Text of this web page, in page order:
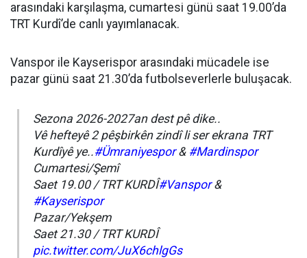
arasındaki karşılaşma, cumartesi günü saat 19.00’da
TRT Kurdî’de canlı yayımlanacak.
Vanspor ile Kayserispor arasındaki mücadele ise
pazar günü saat 21.30’da futbolseverlerle buluşacak.
Sezona 2026-2027an dest pê dike..
Vê hefteyê 2 pêşbirkên zindî li ser ekrana TRT
Kurdîyê ye..#Ümraniyespor& #Mardinspor
Cumartesi/Şemî
Saet 19.00 / TRT KURDÎ#Vanspor&
#Kayserispor
Pazar/Yekşem
Saet 21.30 / TRT KURDÎ
pic.twitter.com/JuX6chlgGs